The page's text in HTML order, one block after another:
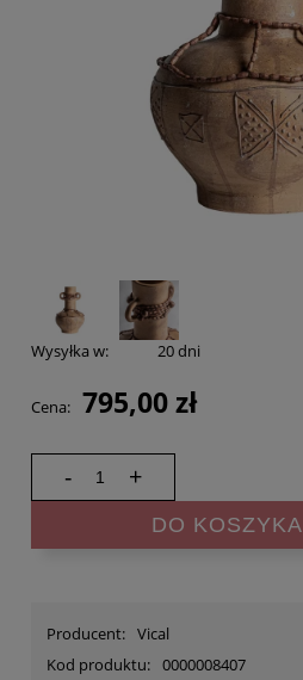
Wysyłka w: 20 dni
Cena: 795,00 zł
- +
DO KOSZYKA
Producent: Vical
Kod produktu: 0000008407